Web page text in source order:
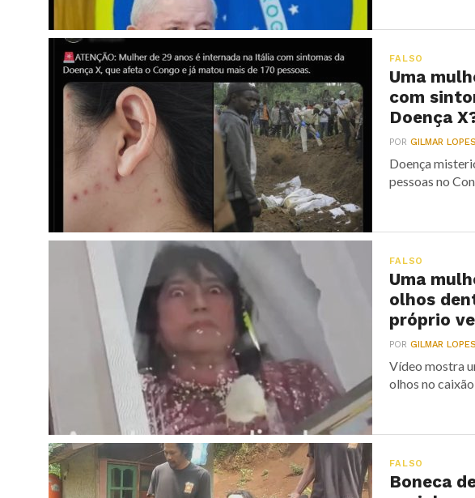
FALSO
Uma
com
Doença
PORGILMAR LOPES
Doença
pessoas no
FALSO
Uma
olhos
próprio
PORGILMAR LOPES
Vídeo mostra
olhos no
FALSO
Boneca